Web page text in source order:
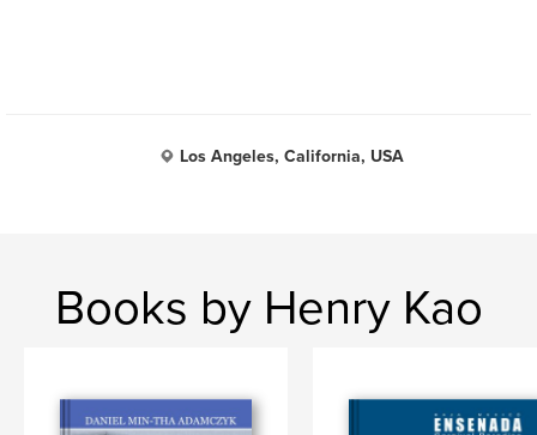
Los Angeles, California, USA
Books by Henry Kao